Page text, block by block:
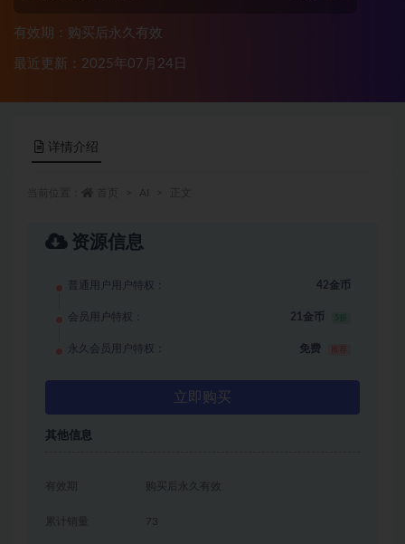
有效期：购买后永久有效
最近更新：2025年07月24日
详情介绍
资源信息
普通用户用户特权： 42金币
会员用户特权： 21金币 5折
永久会员用户特权： 免费
立即购买
其他信息
有效期 购买后永久有效
累计销量 73